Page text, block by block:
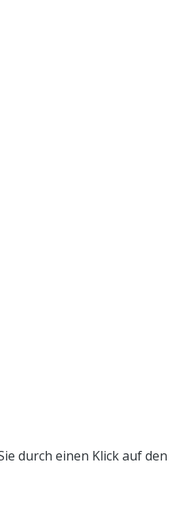
durch einen Klick auf